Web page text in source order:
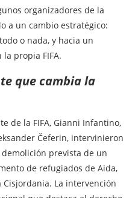
organizadores de la
a un cambio estratégico:
o nada, y hacia un
propia FIFA.
que cambia la
de la FIFA, Gianni Infantino,
Čeferin, intervinieron
prevista de un
de refugiados de Aida,
La intervención